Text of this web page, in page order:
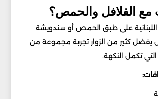
مع الفلافل والحمص؟
اللبنانية على طبق الحمص أو سندويشة
يفضل كثير من الزوار تجربة مجموعة من
التي تكمل النكهة.